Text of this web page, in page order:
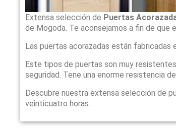
Extensa selección de Puertas
de Mogoda. Te aconsejamos a fin de que
Las puertas acorazadas están fabricadas
Este tipos de puertas son muy
seguridad. Tene una enorme resistencia
Descubre nuestra extensa selección de
veinticuatro horas.